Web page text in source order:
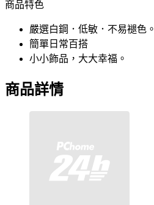
商品特色
嚴選白鋼．低敏．不易褪色。
簡單日常百搭
小小飾品，大大幸福。
商品詳情